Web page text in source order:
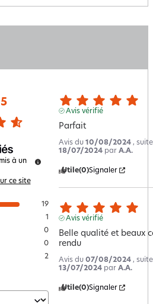
5
à un
ce site
19
1
0
0
2
Avis vérifié
Parfait
Avis du 10/08/2024 ,
18/07/2024 par A.A.
Utile(0)Signaler
Avis vérifié
Belle qualité et beaux
rendu
Avis du 07/08/2024 ,
13/07/2024 par A.A.
Utile(0)Signaler